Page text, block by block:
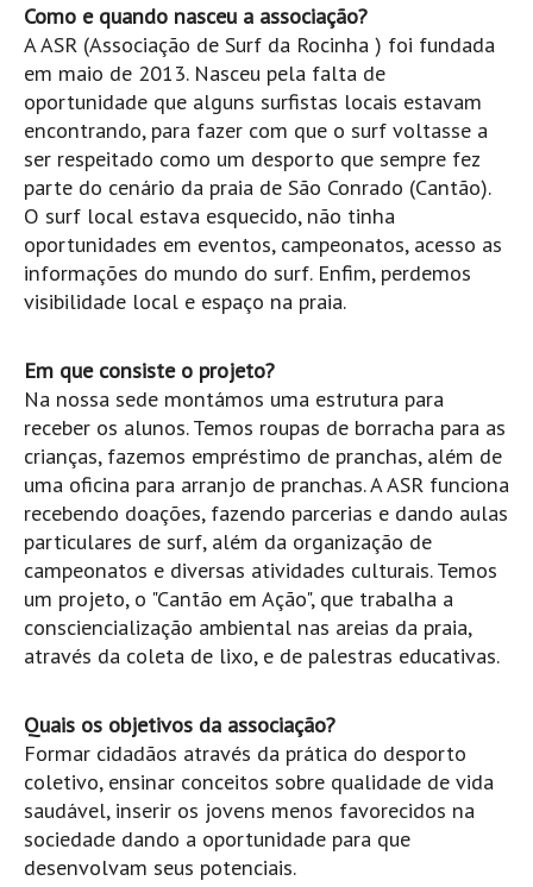
Cortegaça (Vila do Surf) HD
Cortegaça Onda Pontão HD
Mira
FIGUEIRA DA FOZ
Praia do Cabedelo HD
NAZARÉ
Nazaré panoramica praia norte
Nazaré HD
PENICHE
Peniche - Consolação Norte HD
Peniche Supertubos HD
SANTA CRUZ
Praia do Navio HD
ERICEIRA HD
Ericeira HD
Ericeira - Ribeira D'Ilhas HD
Boardriders Ericeira HD
Foz do Lizandro
Praia Grande HD
Praia Grande Panorâmica HD
LINHA DE CASCAIS/ESTORIL
Como e quando nasceu a associação?
A ASR (Associação de Surf da Rocinha ) foi fundada
em maio de 2013. Nasceu pela falta de
oportunidade que alguns surfistas locais estavam
encontrando, para fazer com que o surf voltasse a
ser respeitado como um desporto que sempre fez
parte do cenário da praia de São Conrado (Cantão).
O surf local estava esquecido, não tinha
oportunidades em eventos, campeonatos, acesso as
informações do mundo do surf. Enfim, perdemos
visibilidade local e espaço na praia.
Em que consiste o projeto?
Na nossa sede montámos uma estrutura para
receber os alunos. Temos roupas de borracha para as
crianças, fazemos empréstimo de pranchas, além de
uma oficina para arranjo de pranchas. A ASR funciona
recebendo doações, fazendo parcerias e dando aulas
particulares de surf, além da organização de
campeonatos e diversas atividades culturais. Temos
um projeto, o "Cantão em Ação", que trabalha a
consciencialização ambiental nas areias da praia,
através da coleta de lixo, e de palestras educativas.
Quais os objetivos da associação?
Formar cidadãos através da prática do desporto
coletivo, ensinar conceitos sobre qualidade de vida
saudável, inserir os jovens menos favorecidos na
sociedade dando a oportunidade para que
desenvolvam seus potenciais.